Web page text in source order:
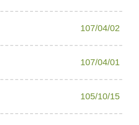
107/04/02
107/04/01
105/10/15